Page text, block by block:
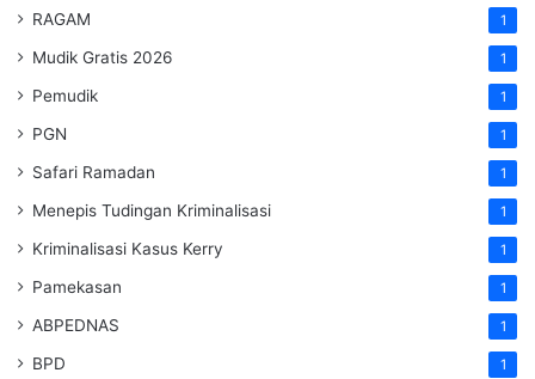
RAGAM 1
Mudik Gratis 2026 1
Pemudik 1
PGN 1
Safari Ramadan 1
Menepis Tudingan Kriminalisasi 1
Kriminalisasi Kasus Kerry 1
Pamekasan 1
ABPEDNAS 1
BPD 1